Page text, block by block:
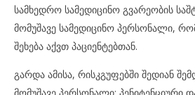
სამხედრო სამედიცინო გვარეობის
მომუშავე სამედიცინო პერსონალი,
შეხება აქვთ პაციენტებთან.
გარდა ამისა, რისკგუფებში შედიან